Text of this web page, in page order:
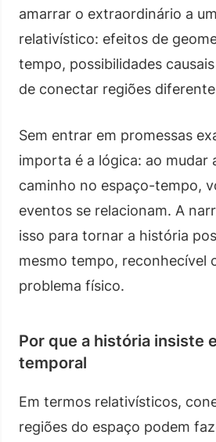
amarrar o extraordinário a
relativístico: efeitos de
tempo, possibilidades
de conectar regiões
Sem entrar em promessas
importa é a lógica: ao mudar
caminho no espaço-tempo,
eventos se relacionam. A
isso para tornar a história
mesmo tempo, reconhecível
problema físico.
Por que a história insiste
temporal
Em termos relativísticos,
regiões do espaço podem